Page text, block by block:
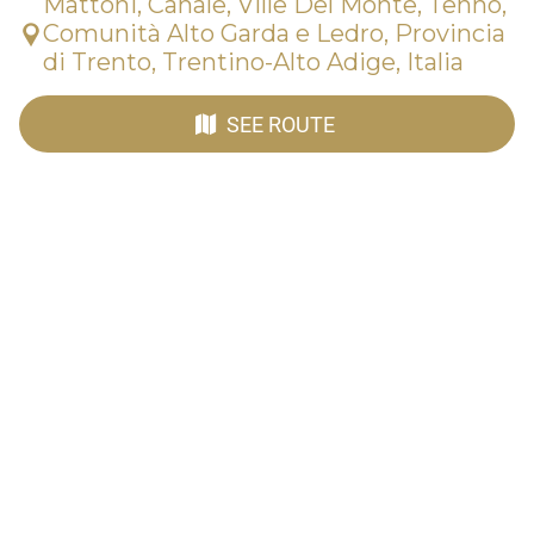
Comunità Alto Garda e Ledro, Provincia
di Trento, Trentino-Alto Adige, Italia
SEE ROUTE